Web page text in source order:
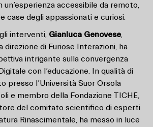
un’esperienza accessibile da remoto,
case degli appassionati e curiosi.
interventi, Gianluca Genovese,
direzione di Furiose Interazioni, ha
intrigante sulla convergenza
con l’educazione. In qualità di
presso l’Università Suor Orsola
e membro della Fondazione TICHE,
del comitato scientifico di esperti
Rinascimentale, ha messo in luce